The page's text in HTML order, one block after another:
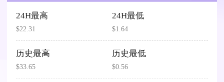
24H最高
$22.31
24H最低
$1.64
历史最高
$33.65
历史最低
$0.56